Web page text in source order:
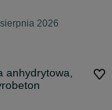
2026
anhydrytowa,